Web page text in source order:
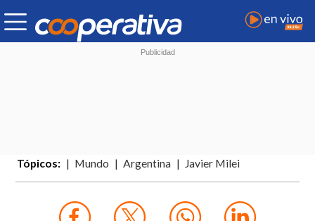
Tópicos: Mundo Argentina Javier Milei